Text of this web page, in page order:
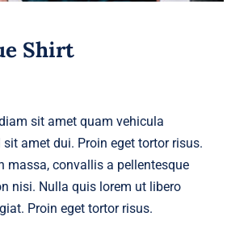
Shirt
sit amet quam vehicula
amet dui. Proin eget tortor risus.
massa, convallis a pellentesque
nisi. Nulla quis lorem ut libero
Proin eget tortor risus.